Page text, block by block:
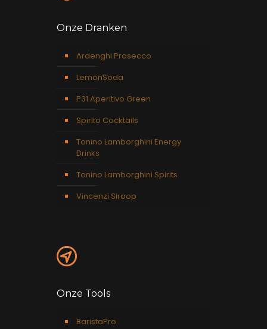
Onze Dranken
Ardenghi Prosecco
LemonSoda
P31 Aperitivo Green
Spirito Cocktails
Tonino Lamborghini Energy
Drinks
Tonino Lamborghini Spirits
Vincenzi Siroop
Onze Tools
BaristaPro